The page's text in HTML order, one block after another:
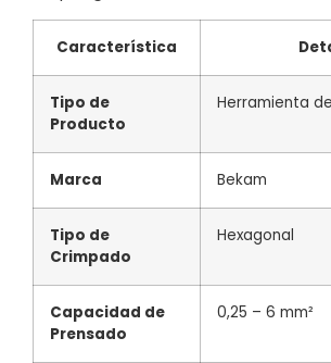
Característica
Tipo de
Producto
Herramienta
Marca Bekam
Tipo de
Crimpado
Hexagonal
Capacidad de
Prensado
0,25 – 6 mm²